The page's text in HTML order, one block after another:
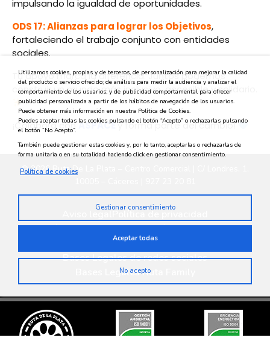
impulsando la igualdad de oportunidades.
ODS 17: Alianzas para lograr los Objetivos,
fortaleciendo el trabajo conjunto con entidades
sociales.
Tu apoyo marca la diferencia. Juntos podemos
construir un mundo más inclusivo, accesible y solidario.
¡Colabora conASPACEy forma parte del cambio!
© 2026 Ruta De La Plata – Centro Comercial | C/ Londres, 1,
Política medioambientalPolítica de cookies
Privacidad en redes sociales
Bases Legales de redes sociales
Bases Legales Ruta Family
Utilizamos cookies, propias y de terceros, de personalización para mejorar la calidad
del producto o servicio ofrecido; de análisis para medir la audiencia y analizar el
comportamiento de los usuarios; y de publicidad comportamental para ofrecer
publicidad personalizada a partir de los hábitos de navegación de los usuarios.
Puede obtener más información en nuestra Política de Cookies.
Puedes aceptar todas las cookies pulsando el botón “Acepto” o rechazarlas pulsando
el botón “No Acepto”.
También puede gestionar estas cookies y, por lo tanto, aceptarlas o rechazarlas de
forma unitaria o en su totalidad haciendo click en gestionar consentimiento.
Política de cookies
Gestionar consentimiento
Aceptar todas
No acepto